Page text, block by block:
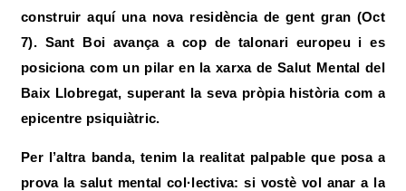
construir aquí una nova residència de gent gran (Oct
7). Sant Boi avança a cop de talonari europeu i es
posiciona com un pilar en la xarxa de Salut Mental del
Baix Llobregat, superant la seva pròpia història com a
epicentre psiquiàtric.
Per l’altra banda, tenim la realitat palpable que posa a
prova la salut mental col·lectiva: si vostè vol anar a la